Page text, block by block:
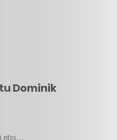
Dominik
přes…